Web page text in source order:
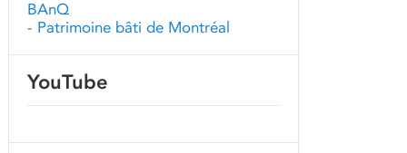
BAnQ
- Patrimoine bâti de Montréal
YouTube